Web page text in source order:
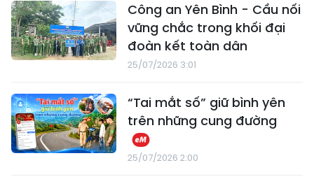
Công an Yên Bình - Cầu nối
vững chắc trong khối đại
đoàn kết toàn dân
25/07/2026 3:01
“Tai mắt số” giữ bình yên
trên những cung đường
25/07/2026 2:00